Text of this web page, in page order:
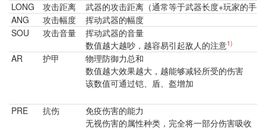
LONG 攻击距离
武器的攻击距离（通常等于武器长度+玩家的手
ANG
攻击幅度
挥动武器的幅度
SOU
攻击音量
挥动武器的音量
数值越大越吵，越容易引起敌人的注意1)
AR 护甲 ​
物理防御力总和
数值越大效果越大，越能够减轻所受的伤害
该数值可通过铠、盾、盔增加
PRE 抗伤
免疫伤害的能力
无视伤害的属性种类，完全将一部分伤害吸收